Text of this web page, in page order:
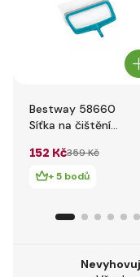
Bestway 58660
Síťka na čištění
152 Kč359 Kč
+ 5 bodů